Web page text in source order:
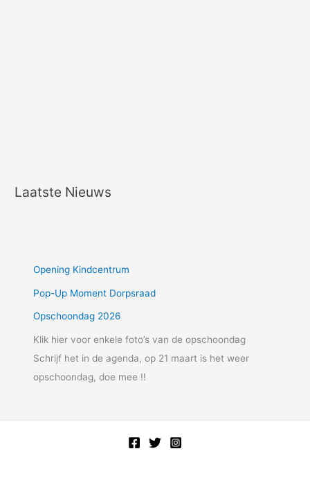
Laatste Nieuws
Opening Kindcentrum
Pop-Up Moment Dorpsraad
Opschoondag 2026
Klik hier voor enkele foto’s van de opschoondag
Schrijf het in de agenda, op 21 maart is het weer
opschoondag, doe mee !!